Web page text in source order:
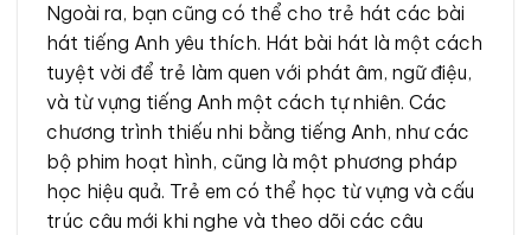
Ngoài ra, bạn cũng có thể cho trẻ hát các bài
hát tiếng Anh yêu thích. Hát bài hát là một cách
tuyệt vời để trẻ làm quen với phát âm, ngữ điệu,
và từ vựng tiếng Anh một cách tự nhiên. Các
chương trình thiếu nhi bằng tiếng Anh, như các
bộ phim hoạt hình, cũng là một phương pháp
học hiệu quả. Trẻ em có thể học từ vựng và cấu
trúc câu mới khi nghe và theo dõi các câu